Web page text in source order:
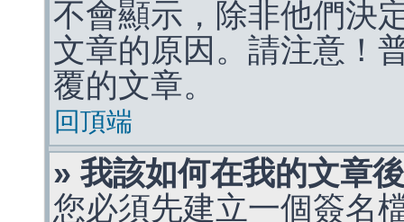
不會顯示，除非他們決
文章的原因。請注意！
覆的文章。
回頂端
» 我該如何在我的文章
您必須先建立一個簽名